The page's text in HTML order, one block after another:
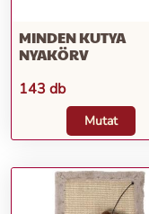
MINDEN KUTYA
NYAKÖRV
143 db
Mutat